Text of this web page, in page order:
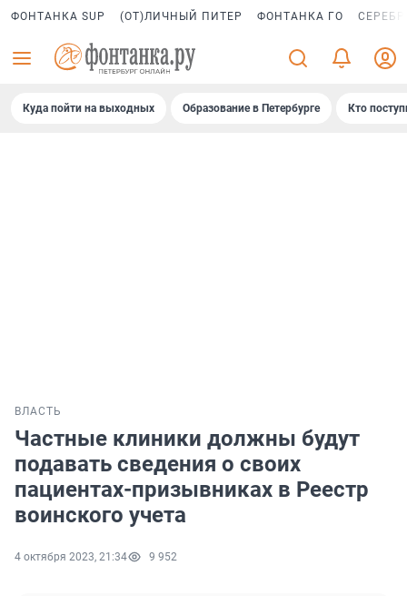
ФОНТАНКА SUP (ОТ)ЛИЧНЫЙ ПИТЕР ФОНТАНКА ГО
Куда пойти на выходных Образование в Петербурге Кто
ВЛАСТЬ
Частные клиники должны будут
подавать сведения о своих
пациентах-призывниках в Реестр
воинского учета
4 октября 2023, 21:34 9 952